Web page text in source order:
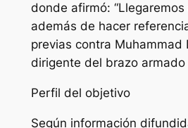
donde afirmó: “Llegaremos
además de hacer
previas contra Muhammad
dirigente del brazo armado
Perfil del objetivo
Según información